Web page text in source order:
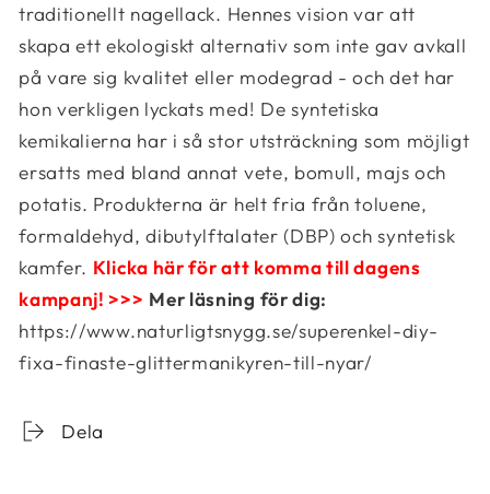
traditionellt nagellack. Hennes vision var att
skapa ett ekologiskt alternativ som inte gav avkall
på vare sig kvalitet eller modegrad - och det har
hon verkligen lyckats med! De syntetiska
kemikalierna har i så stor utsträckning som möjligt
ersatts med bland annat vete, bomull, majs och
potatis. Produkterna är helt fria från toluene,
formaldehyd, dibutylftalater (DBP) och syntetisk
kamfer. Klicka här för att komma till dagens
kampanj! >>> Mer läsning för dig:
https://www.naturligtsnygg.se/superenkel-diy-
fixa-finaste-glittermanikyren-till-nyar/
Dela